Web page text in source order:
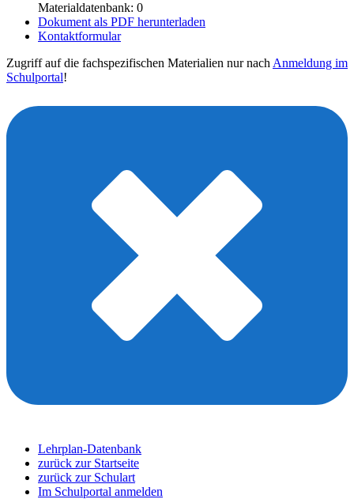
Materialdatenbank: 0
Dokument als PDF herunterladen
Kontaktformular
Zugriff auf die fachspezifischen Materialien nur nach Anmeldung im
Schulportal!
Lehrplan-Datenbank
zurück zur Startseite
zurück zur Schulart
Im Schulportal anmelden